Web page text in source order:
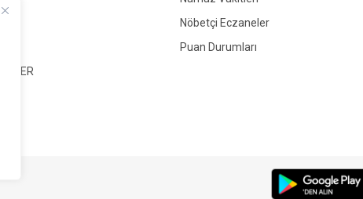
Nöbetçi Eczaneler
Puan Durumları